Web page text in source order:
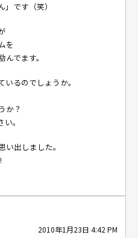
です（笑）
を
でます。
るのでしょうか。
か？
。
出しました。
2010年1月23日 4:42 PM